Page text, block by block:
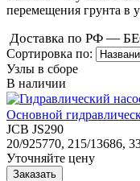
перемещения грунта в
Доставка по РФ —
Сортировка по:
Узлы в сборе
В наличии
Основной
JCB JS290
20/925770, 215/13686,
Уточняйте цену